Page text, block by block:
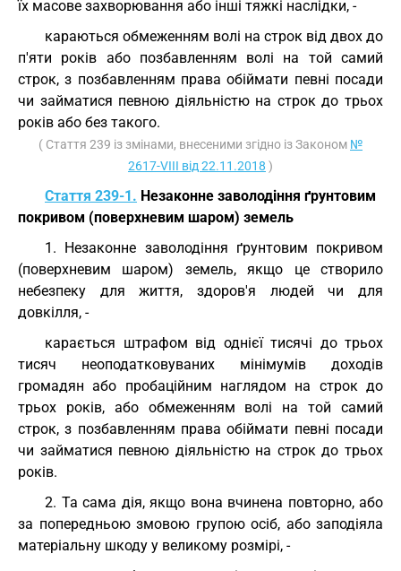
їх масове захворювання або інші тяжкі наслідки, -
караються обмеженням волі на строк від двох до
п'яти років або позбавленням волі на той самий
строк, з позбавленням права обіймати певні посади
чи займатися певною діяльністю на строк до трьох
років або без такого.
( Стаття 239 із змінами, внесеними згідно із Законом №
2617-VIII від 22.11.2018 )
Стаття 239-1. Незаконне заволодіння ґрунтовим
покривом (поверхневим шаром) земель
1. Незаконне заволодіння ґрунтовим покривом
(поверхневим шаром) земель, якщо це створило
небезпеку для життя, здоров'я людей чи для
довкілля, -
карається штрафом від однієї тисячі до трьох
тисяч неоподатковуваних мінімумів доходів
громадян або пробаційним наглядом на строк до
трьох років, або обмеженням волі на той самий
строк, з позбавленням права обіймати певні посади
чи займатися певною діяльністю на строк до трьох
років.
2. Та сама дія, якщо вона вчинена повторно, або
за попередньою змовою групою осіб, або заподіяла
матеріальну шкоду у великому розмірі, -